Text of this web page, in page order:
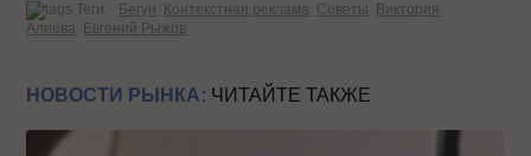
Теги: Бегун Контекстная реклама Советы
Виктория
Алиева
Евгений Рыжов
НОВОСТИ РЫНКА: ЧИТАЙТЕ ТАКЖЕ